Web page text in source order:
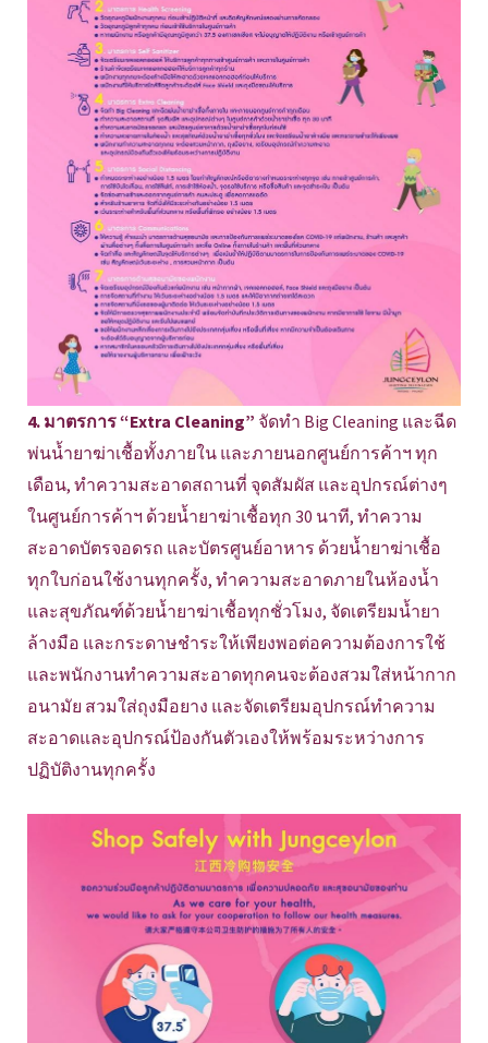
4. มาตรการ “Extra Cleaning” จัดทำ Big Cleaning และฉีด
พ่นน้ำยาฆ่าเชื้อทั้งภายใน และภายนอกศูนย์การค้าฯ ทุก
เดือน, ทำความสะอาดสถานที่ จุดสัมผัส และอุปกรณ์ต่างๆ
ในศูนย์การค้าฯ ด้วยน้ำยาฆ่าเชื้อทุก 30 นาที, ทำความ
สะอาดบัตรจอดรถ และบัตรศูนย์อาหาร ด้วยน้ำยาฆ่าเชื้อ
ทุกใบก่อนใช้งานทุกครั้ง, ทำความสะอาดภายในห้องน้ำ
และสุขภัณฑ์ด้วยน้ำยาฆ่าเชื้อทุกชั่วโมง, จัดเตรียมน้ำยา
ล้างมือ และกระดาษชำระให้เพียงพอต่อความต้องการใช้
และพนักงานทำความสะอาดทุกคนจะต้องสวมใส่หน้ากาก
อนามัย สวมใส่ถุงมือยาง และจัดเตรียมอุปกรณ์ทำความ
สะอาดและอุปกรณ์ป้องกันตัวเองให้พร้อมระหว่างการ
ปฏิบัติงานทุกครั้ง